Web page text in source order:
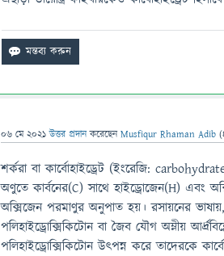
06 মে 2021 উত্তর প্রদান করেছেনMusfiqur Rhaman Adib (
শর্করা বা কার্বোহাইড্রেট (ইংরেজি:
অণুতে কার্বনের(C) সাথে হাইড্রোজেন(H) এবং
অক্সিজেন পরমাণুর অনুপাত হয়। রসায়নের
পলিহাইড্রোক্সিকিটোন বা জৈব যৌগ অম্লীয়
পলিহাইড্রোক্সিকিটোন উৎপন্ন করে তাদেরকে